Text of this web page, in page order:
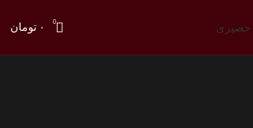
حصیری 0 ۰ تومان